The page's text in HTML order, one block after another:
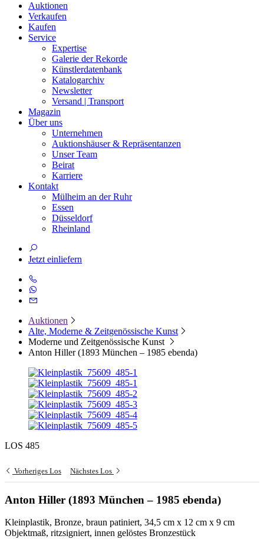
Auktionen
Verkaufen
Kaufen
Service
Expertise
Galerie der Rekorde
Künstlerdatenbank
Katalogarchiv
Newsletter
Versand | Transport
Magazin
Über uns
Unternehmen
Auktionshäuser & Repräsentanzen
Unser Team
Beirat
Karriere
Kontakt
Mülheim an der Ruhr
Essen
Düsseldorf
Rheinland
Jetzt einliefern
Auktionen
Alte, Moderne & Zeitgenössische Kunst
Moderne und Zeitgenössische Kunst
Anton Hiller (1893 München – 1985 ebenda)
LOS 485
Vorheriges Los Nächstes Los
Anton Hiller (1893 München – 1985 ebenda)
Kleinplastik, Bronze, braun patiniert, 34,5 cm x 12 cm x 9 cm
Objektmaß, ritzsigniert, innen gelöstes Bronzestück